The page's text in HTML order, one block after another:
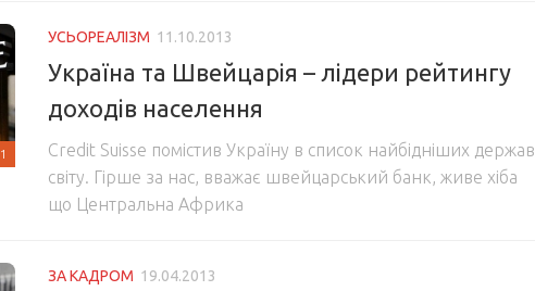
1
УСЬОРЕАЛІЗМ 11.10.2013
Україна та Швейцарія – лідери рейтингу
доходів населення
Credit Suisse помістив Україну в список найбідніших держав
світу. Гірше за нас, вважає швейцарський банк, живе хіба
що Центральна Африка
ЗА КАДРОМ 19.04.2013